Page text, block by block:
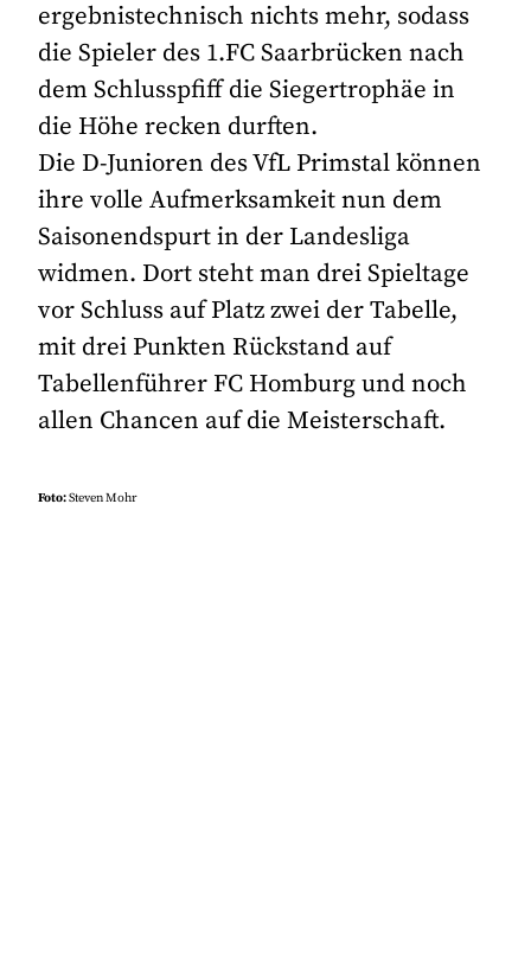
ergebnistechnisch nichts mehr, sodass
die Spieler des 1.FC Saarbrücken nach
dem Schlusspfiff die Siegertrophäe in
die Höhe recken durften.
Die D-Junioren des VfL Primstal können
ihre volle Aufmerksamkeit nun dem
Saisonendspurt in der Landesliga
widmen. Dort steht man drei Spieltage
vor Schluss auf Platz zwei der Tabelle,
mit drei Punkten Rückstand auf
Tabellenführer FC Homburg und noch
allen Chancen auf die Meisterschaft.
Foto:Steven Mohr